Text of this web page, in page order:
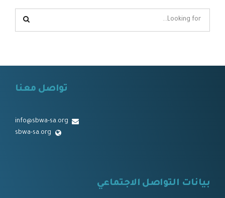
تواصل معنا
info@sbwa-sa.org
sbwa-sa.org
بيانات التواصل الاجتماعي